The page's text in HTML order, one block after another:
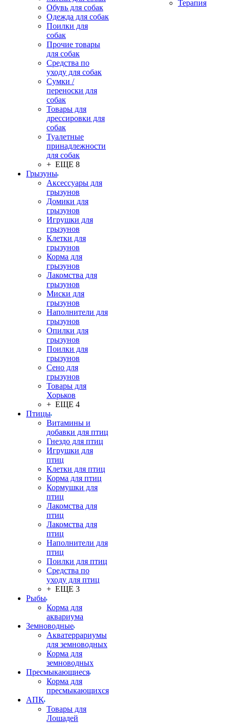
Обувь для собак
Одежда для собак
Поилки для
собак
Прочие товары
для собак
Средства по
уходу для собак
Сумки /
переноски для
собак
Товары для
дрессировки для
собак
Туалетные
принадлежности
для собак
+ ЕЩЕ 8
Грызуны
Аксессуары для
грызунов
Домики для
грызунов
Игрушки для
грызунов
Клетки для
грызунов
Корма для
грызунов
Лакомства для
грызунов
Миски для
грызунов
Наполнители для
грызунов
Опилки для
грызунов
Поилки для
грызунов
Сено для
грызунов
Товары для
Хорьков
+ ЕЩЕ 4
Птицы
Витамины и
добавки для птиц
Гнездо для птиц
Игрушки для
птиц
Клетки для птиц
Корма для птиц
Кормушки для
птиц
Лакомства для
птиц
Лакомства для
птиц
Наполнители для
птиц
Поилки для птиц
Средства по
уходу для птиц
+ ЕЩЕ 3
Рыбы
Корма для
аквариума
Земноводные
Акватеррариумы
для земноводных
Корма для
земноводных
Пресмыкающиеся
Корма для
пресмыкающихся
АПК
Товары для
Лошадей
Терапия